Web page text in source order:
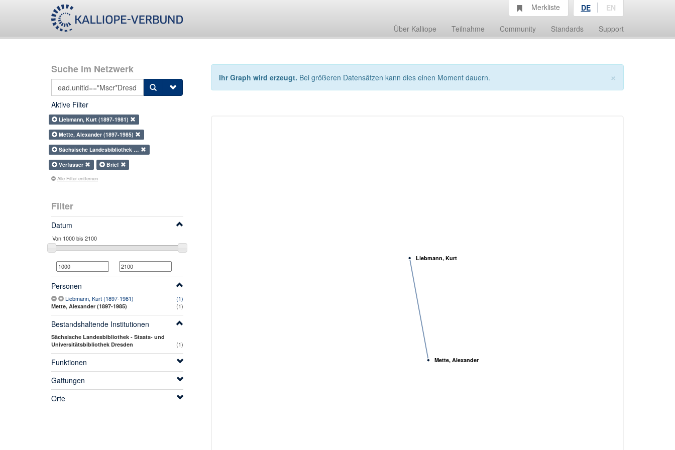
Über Kalliope Teilnahme Community Standards Support
Merkliste DE EN
Suche im Netzwerk
Aktive Filter
Liebmann, Kurt (1897-1981)
Mette, Alexander (1897-1985)
Sächsische Landesbibliothek …
Verfasser
Brief
Alle Filter entfernen
Filter
Datum
Personen
Liebmann, Kurt (1897-1981) (1)
Mette, Alexander (1897-1985) (1)
Bestandshaltende Institutionen
Sächsische Landesbibliothek - Staats- und
Universitätsbibliothek Dresden
(1)
Funktionen
Gattungen
Orte
×
Ihr Graph wird erzeugt. Bei größeren Datensätzen kann dies einen Moment dauern.
Mette, Alexander
Liebmann, Kurt